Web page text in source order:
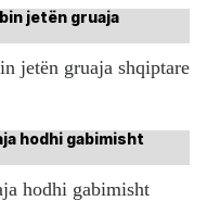
jetën gruaja shqiptare
hodhi gabimisht